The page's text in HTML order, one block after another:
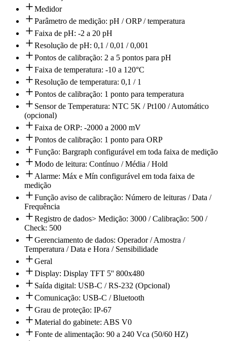
Medidor
Parâmetro de medição: pH / ORP / temperatura
Faixa de pH: -2 a 20 pH
Resolução de pH: 0,1 / 0,01 / 0,001
Pontos de calibração: 2 a 5 pontos para pH
Faixa de temperatura: -10 a 120°C
Resolução de temperatura: 0,1 / 1
Pontos de calibração: 1 ponto para temperatura
Sensor de Temperatura: NTC 5K / Pt100 / Automático
(opcional)
Faixa de ORP: -2000 a 2000 mV
Pontos de calibração: 1 ponto para ORP
Função: Bargraph configurável em toda faixa de medição
Modo de leitura: Contínuo / Média / Hold
Alarme: Máx e Mín configurável em toda faixa de
medição
Função aviso de calibração: Número de leituras / Data /
Frequência
Registro de dados> Medição: 3000 / Calibração: 500 /
Check: 500
Gerenciamento de dados: Operador / Amostra /
Temperatura / Data e Hora / Sensibilidade
Geral
Display: Display TFT 5'' 800x480
Saída digital: USB-C / RS-232 (Opcional)
Comunicação: USB-C / Bluetooth
Grau de proteção: IP-67
Material do gabinete: ABS V0
Fonte de alimentação: 90 a 240 Vca (50/60 HZ)